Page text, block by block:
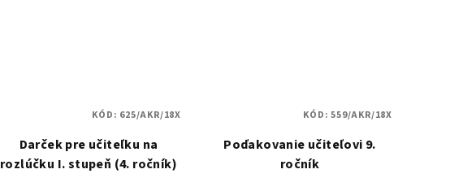
Darček pre učiteľku na
rozlúčku I. stupeň (4. ročník)
KÓD: 625/AKR/18X
Poďakovanie učiteľovi 9.
ročník
KÓD:559/AKR/18X